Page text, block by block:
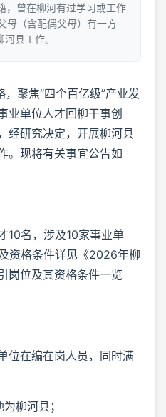
，曾在柳河有过学习或工作
母（含配偶父母）有一方
县工作。
，聚焦“四个百亿级”产业发
业单位人才回柳干事创
经研究决定，开展柳河县
。现将有关事宜公告如
10名，涉及10家事业单
资格条件详见《2026年柳
岗位及其资格条件一览
位在编在岗人员，同时满
柳河县；